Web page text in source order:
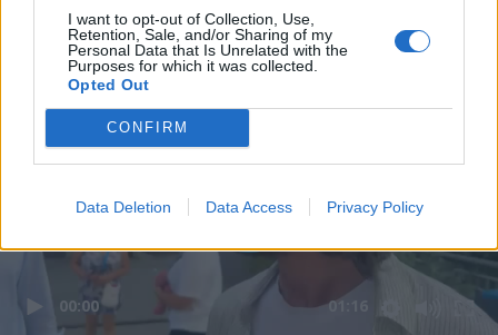
I want to opt-out of Collection, Use,
Retention, Sale, and/or Sharing of my
Personal Data that Is Unrelated with the
Purposes for which it was collected.
Opted Out
CONFIRM
Data Deletion Data Access Privacy Policy
00:00 01:16